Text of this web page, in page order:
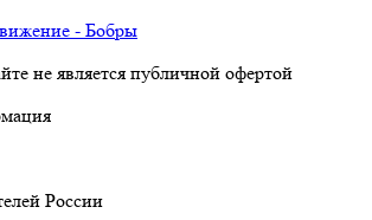
- Бобры
не является публичной офертой
России